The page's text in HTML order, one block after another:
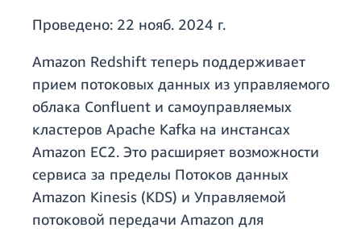
Проведено: 22 нояб. 2024 г.
Amazon Redshift теперь поддерживает
прием потоковых данных из управляемого
облака Confluent и самоуправляемых
кластеров Apache Kafka на инстансах
Amazon EC2. Это расширяет возможности
сервиса за пределы Потоков данных
Amazon Kinesis (KDS) и Управляемой
потоковой передачи Amazon для